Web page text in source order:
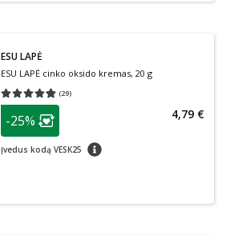
ESU LAPĖ
ESU LAPĖ cinko oksido kremas, 20 g
(29)
Vidutinis įvertinimas 4.83
patarimas
Lojalumo klubo narių nuolaida
-25%
Įvedus kodą VESK25 patarimas
4,79 €